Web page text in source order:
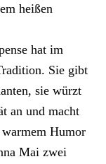
heißen
hat im
Sie gibt
sie würzt
an und macht
Humor
Mai zwei